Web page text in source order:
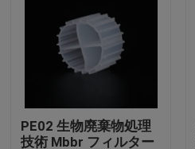
引用を要求しなさい
MBBRの生物媒体
PE02 生物廃棄物処理
技術 Mbbr フィルター